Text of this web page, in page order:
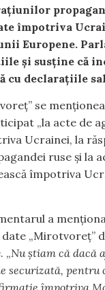
împotriva
Europene.
și susține că
cu declarațiile
se
„la acte de
Ucrainei, la
ruse și la
împotriva
a
„Mirotvoreț”
„Nu știam că dacă
securizată, pentru
împotriva